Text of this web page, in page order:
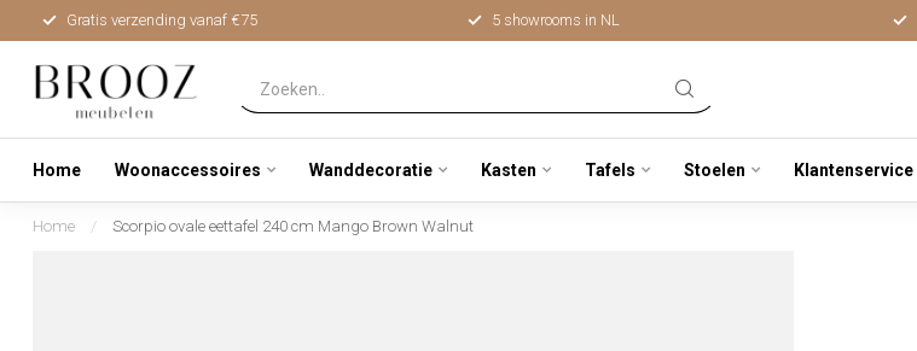
Gratis verzending vanaf €75 5 showrooms in NL
Home Woonaccessoires Wanddecoratie Kasten Tafels Stoelen Klantenservice
Home / Scorpio ovale eettafel 240 cm Mango Brown Walnut